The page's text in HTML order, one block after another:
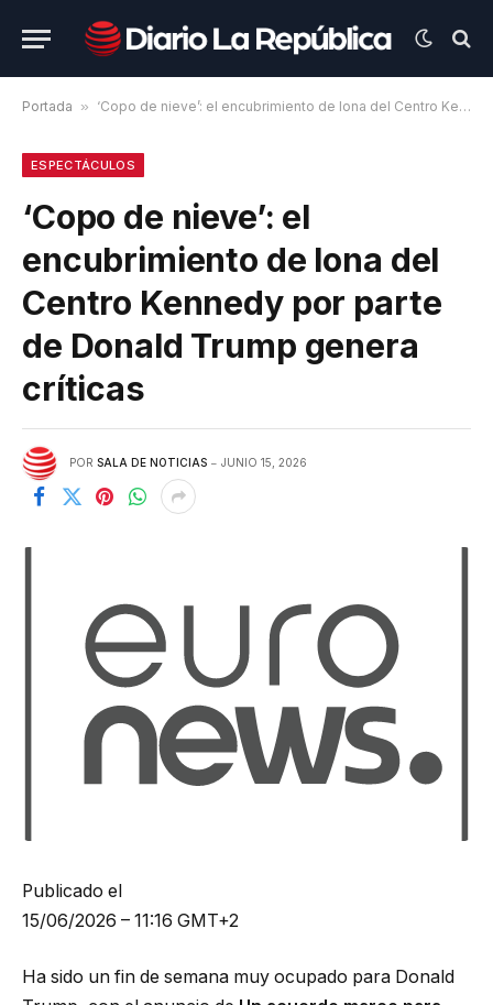
Portada » ‘Copo de nieve’: el encubrimiento de lona del Centro Kennedy por parte de Donald Trump genera críticas
ESPECTÁCULOS
‘Copo de nieve’: el
encubrimiento de lona del
Centro Kennedy por parte
de Donald Trump genera
críticas
POR SALA DE NOTICIAS JUNIO 15, 2026
Publicado el
15/06/2026 – 11:16 GMT+2
Ha sido un fin de semana muy ocupado para Donald